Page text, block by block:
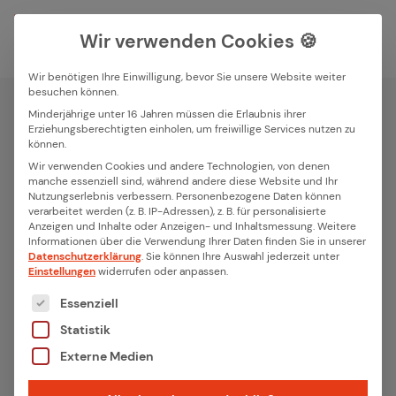
Suchfeld
Geräteentwicklung
Em­bed­ded Soft­ware & Hard­
ware Ent­wick­lung
Langjährige Erfahrung in der Geräteentwicklung
ISO 9001:2015 zertifiziertes Qualitätsmanagement
Geballte Kompetenz für Ihr IoT Projekt
Jetzt beraten lassen
Wir verwenden Cookies 🍪
Wir benötigen Ihre Einwilligung, bevor Sie unsere Website weiter
besuchen können.
Minderjährige unter 16 Jahren müssen die Erlaubnis ihrer
Erziehungsberechtigten einholen, um freiwillige Services nutzen zu
können.
Wir verwenden Cookies und andere Technologien, von denen
manche essenziell sind, während andere diese Website und Ihr
Nutzungserlebnis verbessern. Personenbezogene Daten können
verarbeitet werden (z. B. IP-Adressen), z. B. für personalisierte
Anzeigen und Inhalte oder Anzeigen- und Inhaltsmessung.Weitere
Informationen über die Verwendung Ihrer Daten finden Sie in unserer
Datenschutzerklärung.Sie können Ihre Auswahl jederzeit unter
Einstellungenwiderrufen oder anpassen.
Es folgt eine Liste der Service-Gruppen, für die
Essenziell
Statistik
Externe Medien